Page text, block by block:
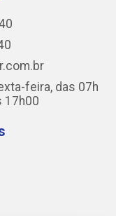
feira, das 07h
17h00